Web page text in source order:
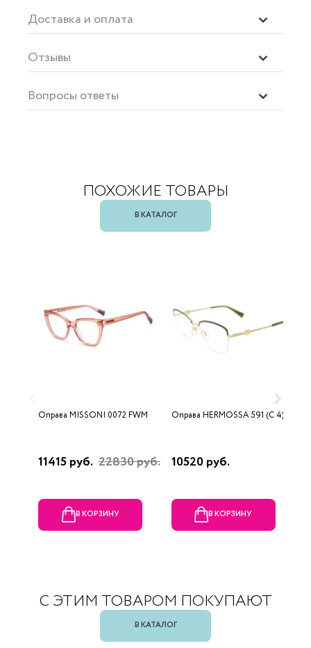
Доставка и оплата
Отзывы
Вопросы ответы
ПОХОЖИЕ ТОВАРЫ
В КАТАЛОГ
Оправа MISSONI 0072 FWM
11415 руб. 22830 руб.
В КОРЗИНУ
Оправа HERMOSSA 591 (C 4)
10520 руб.
В КОРЗИНУ
С ЭТИМ ТОВАРОМ ПОКУПАЮТ
В КАТАЛОГ